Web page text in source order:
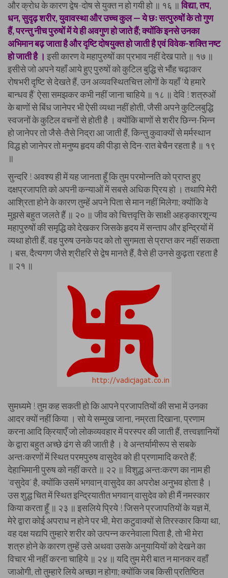
और क्रोध के कारण द्वेष-दोष से युक्त न हो गयी हो ॥ १६ ॥ विद्या, तप,
धन, सुदृढ़ शरीर, युवावस्था और उच्च कुल — ये छः सत्पुरुषों के तो गुण
हैं, परन्तु नीच पुरुषों में ये ही अवगुण हो जाते हैं; क्योंकि इनसे उनका
अभिमान बढ़ जाता है और दृष्टि दोषयुक्त हो जाती है एवं विवेक-शक्ति नष्ट
हो जाती है । इसी कारण वे महापुरुषों का प्रभाव नहीं देख पाते ॥ १७ ॥
इसीसे जो अपने यहाँ आये हुए पुरुषों को कुटिल बुद्धि से भौंह चढ़ाकर
रोषभरी दृष्टि से देखते हैं, उन अव्यवस्थितचित्त लोगों के यहाँ ‘ये हमारे
बान्धव हैं’ ऐसा समझकर कभी नहीं जाना चाहिये ॥ १८ ॥ देवि ! शत्रुओं
के बाणों से बिंध जानेपर भी ऐसी व्यथा नहीं होती, जैसी अपने कुटिलबुद्धि
स्वजनों के कुटिल वचनों से होती है । क्योंकि बाणों से शरीर छिन्न-भिन्न
हो जानेपर तो जैसे-तैसे निद्रा आ जाती हैं, किन्तु कुवाक्यों से मर्मस्थान
विद्ध हो जानेपर तो मनुष्य हृदय की पीड़ा से दिन-रात बेचैन रहता है ॥ १९
॥
सुन्दरि ! अवश्य ही में यह जानता हूँ कि तुम परमोन्नति को प्राप्त हुए
दक्षप्रजापति को अपनी कन्याओं में सबसे अधिक प्रिय हो । तथापि मेरी
आश्रिता होने के कारण तुम्हें अपने पिता से मान नहीं मिलेगा; क्योंकि वे
मुझसे बहुत जलते हैं ॥ २० ॥ जीव को चित्तवृत्ति के साक्षी अहङ्कारशून्य
महापुरुषों की समृद्धि को देखकर जिसके हृदय में सन्ताप और इन्द्रियों में
व्यथा होती हैं, वह पुरुष उनके पद को तो सुगमता से प्राप्त कर नहीं सकता
। बस, दैत्यगण जैसे श्रीहरि से द्वेष मानते हैं, वैसे ही उनसे कुढ़ता रहता है
॥ २१ ॥
सुमध्यमे ! तुम कह सकती हो कि आपने प्रजापतियों की सभा में उनका
आदर क्यों नहीं किया । सो ये सम्मुख जाना, नम्रता दिखाना, प्रणाम
करना आदि क्रियाएँ जो लोकव्यवहार में परस्पर की जाती हैं, तत्त्वज्ञानियों
के द्वारा बहुत अच्छे ढंग से की जाती है । वे अन्तर्यामीरूप से सबके
अन्तःकरणों में स्थित परमपुरुष वासुदेव को ही प्रणामादि करते हैं;
देहाभिमानी पुरुष को नहीं करते ॥ २२ ॥ विशुद्ध अन्तःकरण का नाम ही
‘वसुदेव’ है, क्योंकि उसमें भगवान् वासुदेव का अपरोक्ष अनुभव होता है ।
उस शुद्ध चित में स्थित इन्द्रियातीत भगवान् वासुदेव को ही मैं नमस्कार
किया करता हूँ ॥ २३ ॥ इसलिये प्रिये ! जिसने प्रजापतियों के यज्ञ में,
मेरे द्वारा कोई अपराध न होने पर भी, मेरा कटुवाक्यों से तिरस्कार किया था,
वह दक्ष यद्यपि तुम्हारे शरीर को उत्पन्न करनेवाला पिता है, तो भी मेरा
शत्रु होने के कारण तुम्हें उसे अथवा उसके अनुयायियों को देखने का
विचार भी नहीं करना चाहिये ॥ २४ ॥ यदि तुम मेरी बात न मानकर वहाँ
जाओगी, तो तुम्हारे लिये अच्छा न होगा; क्योंकि जब किसी प्रतिष्ठित